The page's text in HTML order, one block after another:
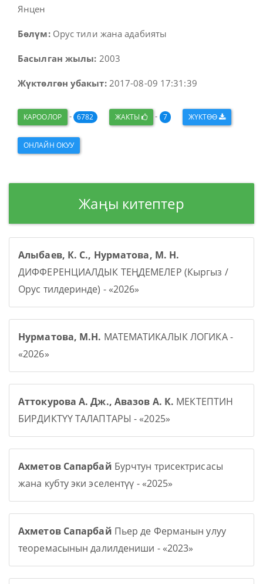
Янцен
Бөлүм:Орус тили жана адабияты
Басылган жылы: 2003
Жүктөлгөн убакыт:2017-08-09 17:31:39
КАРООЛОР - 6782 ЖАКТЫ - 7 ЖҮКТӨӨ
ОНЛАЙН ОКУУ
Жаңы китептер
Алыбаев, К. С., Нурматова, М. Н.
ДИФФЕРЕНЦИАЛДЫК ТЕҢДЕМЕЛЕР (Кыргыз /
Орус тилдеринде) - «2026»
Нурматова, М.Н. МАТЕМАТИКАЛЫК ЛОГИКА -
«2026»
Аттокурова А. Дж., Авазов А. К. МЕКТЕПТИН
БИРДИКТҮҮ ТАЛАПТАРЫ - «2025»
Ахметов Сапарбай Бурчтун трисектрисасы
жана кубту эки эселентүү - «2025»
Ахметов Сапарбай Пьер де Ферманын улуу
теоремасынын далилдениши - «2023»